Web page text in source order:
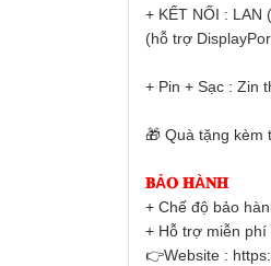
+ KẾT NỐI : LAN
(hỗ trợ
+ Pin + Sạc : Zin
🎁 Quà tặng kèm
𝐁Ả𝐎 𝐇À𝐍𝐇
+ Chế độ bảo
+ Hỗ trợ miễn phí
👉Website :